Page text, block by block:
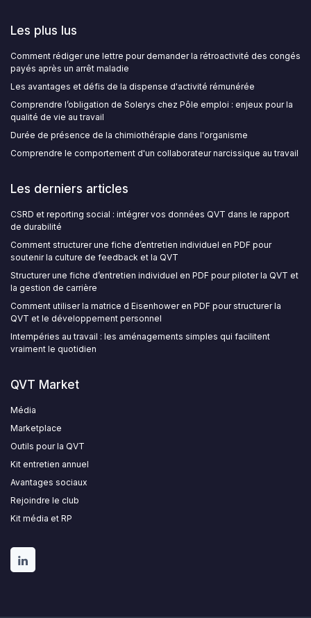
Les plus lus
Comment rédiger une lettre pour demander la rétroactivité des congés
payés après un arrêt maladie
Les avantages et défis de la dispense d'activité rémunérée
Comprendre l’obligation de Solerys chez Pôle emploi : enjeux pour la
qualité de vie au travail
Durée de présence de la chimiothérapie dans l'organisme
Comprendre le comportement d'un collaborateur narcissique au travail
Les derniers articles
CSRD et reporting social : intégrer vos données QVT dans le rapport
de durabilité
Comment structurer une fiche d’entretien individuel en PDF pour
soutenir la culture de feedback et la QVT
Structurer une fiche d’entretien individuel en PDF pour piloter la QVT et
la gestion de carrière
Comment utiliser la matrice d Eisenhower en PDF pour structurer la
QVT et le développement personnel
Intempéries au travail : les aménagements simples qui facilitent
vraiment le quotidien
QVT Market
Média
Marketplace
Outils pour la QVT
Kit entretien annuel
Avantages sociaux
Rejoindre le club
Kit média et RP